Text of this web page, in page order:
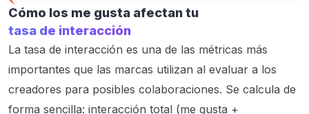
Cómo los me gusta afectan tu
tasa de interacción
La tasa de interacción es una de las métricas más
importantes que las marcas utilizan al evaluar a los
creadores para posibles colaboraciones. Se calcula de
forma sencilla: interacción total (me gusta +